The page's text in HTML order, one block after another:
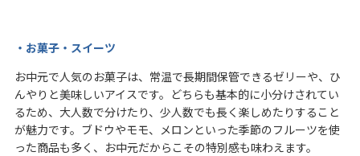
・お菓子・スイーツ
お中元で人気のお菓子は、常温で長期間保管できるゼリーや、ひ
んやりと美味しいアイスです。どちらも基本的に小分けされてい
るため、大人数で分けたり、少人数でも長く楽しめたりすること
が魅力です。ブドウやモモ、メロンといった季節のフルーツを使
った商品も多く、お中元だからこその特別感も味わえます。